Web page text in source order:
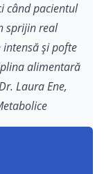
când pacientul
sprijin real
și pofte
alimentară
Laura Ene,